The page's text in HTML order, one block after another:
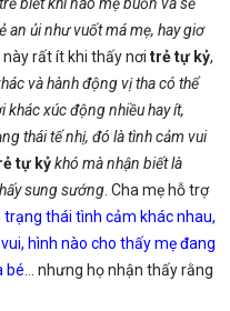
an ủi như vuốt má mẹ, hay giơ
này rất ít khi thấy nơi trẻ tự kỷ,
và hành động vị tha có thể
xúc động nhiều hay ít,
thái tế nhị, đó là tình cảm vui
tự kỷkhó mà nhận biết là
sung sướng . Cha mẹ hỗ trợ
thái tình cảm khác nhau,
hình nào cho thấy mẹ đang
bé … nhưng họ nhận thấy rằng